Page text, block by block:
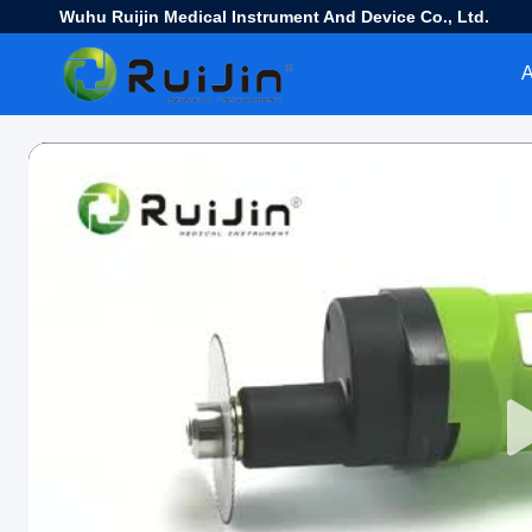
Wuhu Ruijin Medical Instrument And Device Co., Ltd.